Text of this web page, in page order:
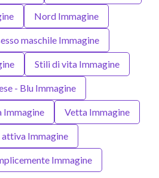
Nord Immagine
maschile Immagine
Stili di vita Immagine
- Blu Immagine
Immagine Vetta Immagine
Immagine
Immagine